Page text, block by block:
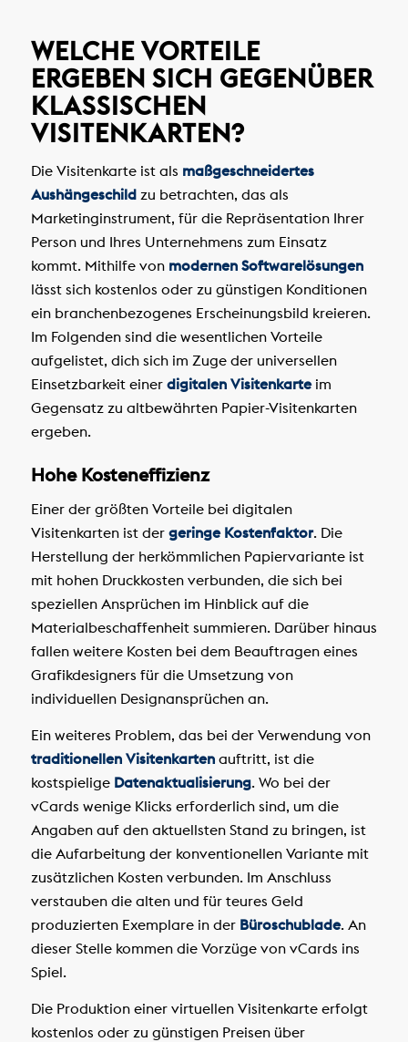
WELCHE VORTEILE
ERGEBEN SICH GEGENÜBER
KLASSISCHEN
VISITENKARTEN?
Die Visitenkarte ist als maßgeschneidertes
Aushängeschildzu betrachten, das als
Marketinginstrument, für die Repräsentation Ihrer
Person und Ihres Unternehmens zum Einsatz
kommt. Mithilfe von modernen Softwarelösungen
lässt sich kostenlos oder zu günstigen Konditionen
ein branchenbezogenes Erscheinungsbild kreieren.
Im Folgenden sind die wesentlichen Vorteile
aufgelistet, dich sich im Zuge der universellen
Einsetzbarkeit einer digitalen Visitenkarteim
Gegensatz zu altbewährten Papier-Visitenkarten
ergeben.
Hohe Kosteneffizienz
Einer der größten Vorteile bei digitalen
Visitenkarten ist der geringe Kostenfaktor. Die
Herstellung der herkömmlichen Papiervariante ist
mit hohen Druckkosten verbunden, die sich bei
speziellen Ansprüchen im Hinblick auf die
Materialbeschaffenheit summieren. Darüber hinaus
fallen weitere Kosten bei dem Beauftragen eines
Grafikdesigners für die Umsetzung von
individuellen Designansprüchen an.
Ein weiteres Problem, das bei der Verwendung von
traditionellen Visitenkartenauftritt, ist die
kostspielige Datenaktualisierung. Wo bei der
vCards wenige Klicks erforderlich sind, um die
Angaben auf den aktuellsten Stand zu bringen, ist
die Aufarbeitung der konventionellen Variante mit
zusätzlichen Kosten verbunden. Im Anschluss
verstauben die alten und für teures Geld
produzierten Exemplare in der Büroschublade. An
dieser Stelle kommen die Vorzüge von vCards ins
Spiel.
Die Produktion einer virtuellen Visitenkarte erfolgt
kostenlos oder zu günstigen Preisen über